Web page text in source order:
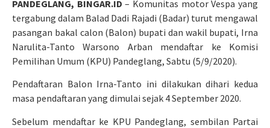
PANDEGLANG, BINGAR.ID – Komunitas motor Vespa yang
tergabung dalam Balad Dadi Rajadi (Badar) turut mengawal
pasangan bakal calon (Balon) bupati dan wakil bupati, Irna
Narulita-Tanto Warsono Arban mendaftar ke Komisi
Pemilihan Umum (KPU) Pandeglang, Sabtu (5/9/2020).
Pendaftaran Balon Irna-Tanto ini dilakukan dihari kedua
masa pendaftaran yang dimulai sejak 4 September 2020.
Sebelum mendaftar ke KPU Pandeglang, sembilan Partai